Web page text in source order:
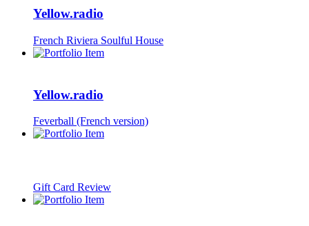
Yellow.radio
French Riviera Soulful House
Yellow.radio
Feverball (French version)
Gift Card Review